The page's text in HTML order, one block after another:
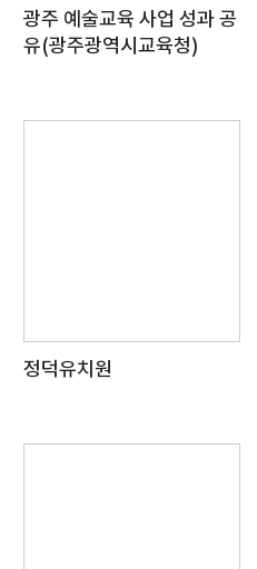
광주 예술교육 사업 성과 공
유(광주광역시교육청)
정덕유치원